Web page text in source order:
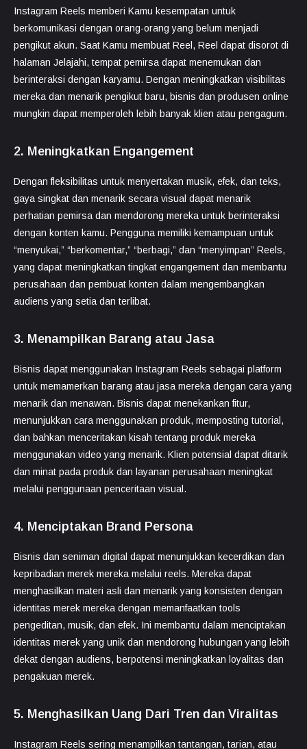
Instagram Reels memberi Kamu kesempatan untuk
berkomunikasi dengan orang-orang yang belum menjadi
pengikut akun. Saat Kamu membuat Reel, Reel dapat disorot di
halaman Jelajahi, tempat pemirsa dapat menemukan dan
berinteraksi dengan karyamu. Dengan meningkatkan visibilitas
mereka dan menarik pengikut baru, bisnis dan produsen online
mungkin dapat memperoleh lebih banyak klien atau pengagum.
2. Meningkatkan Engangement
Dengan fleksibilitas untuk menyertakan musik, efek, dan teks,
gaya singkat dan menarik secara visual dapat menarik
perhatian pemirsa dan mendorong mereka untuk berinteraksi
dengan konten kamu. Pengguna memiliki kemampuan untuk
“menyukai,” “berkomentar,” “berbagi,” dan “menyimpan” Reels,
yang dapat meningkatkan tingkat engangement dan membantu
perusahaan dan pembuat konten dalam mengembangkan
audiens yang setia dan terlibat.
3. Menampilkan Barang atau Jasa
Bisnis dapat menggunakan Instagram Reels sebagai platform
untuk memamerkan barang atau jasa mereka dengan cara yang
menarik dan menawan. Bisnis dapat menekankan fitur,
menunjukkan cara menggunakan produk, memposting tutorial,
dan bahkan menceritakan kisah tentang produk mereka
menggunakan video yang menarik. Klien potensial dapat ditarik
dan minat pada produk dan layanan perusahaan meningkat
melalui penggunaan penceritaan visual.
4. Menciptakan Brand Persona
Bisnis dan seniman digital dapat menunjukkan kecerdikan dan
kepribadian merek mereka melalui reels. Mereka dapat
menghasilkan materi asli dan menarik yang konsisten dengan
identitas merek mereka dengan memanfaatkan tools
pengeditan, musik, dan efek. Ini membantu dalam menciptakan
identitas merek yang unik dan mendorong hubungan yang lebih
dekat dengan audiens, berpotensi meningkatkan loyalitas dan
pengakuan merek.
5. Menghasilkan Uang Dari Tren dan Viralitas
Instagram Reels sering menampilkan tantangan, tarian, atau